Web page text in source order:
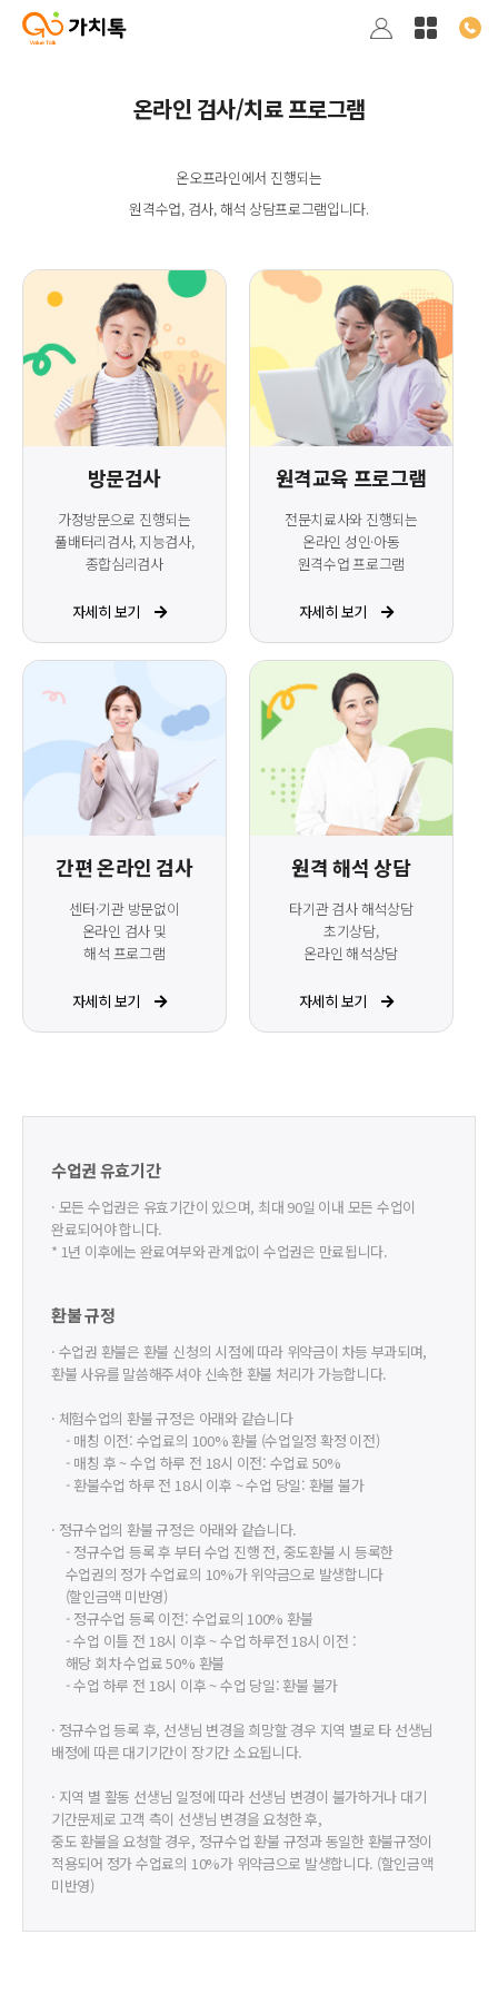
온라인 검사/치료 프로그램
온오프라인에서 진행되는
원격수업, 검사, 해석 상담프로그램입니다.
방문검사
가정방문으로 진행되는
풀배터리검사, 지능검사,
종합심리검사
자세히 보기
원격교육 프로그램
전문치료사와 진행되는
온라인 성인·아동
원격수업 프로그램
자세히 보기
간편 온라인 검사
센터·기관 방문없이
온라인 검사 및
해석 프로그램
자세히 보기
원격 해석 상담
타기관 검사 해석상담
초기상담,
온라인 해석상담
자세히 보기
수업권 유효기간
· 모든 수업권은 유효기간이 있으며, 최대 90일 이내 모든 수업이
완료되어야 합니다.
* 1년 이후에는 완료여부와 관계없이 수업권은 만료됩니다.
환불 규정
· 수업권 환불은 환불 신청의 시점에 따라 위약금이 차등 부과되며,
환불 사유를 말씀해주셔야 신속한 환불 처리가 가능합니다.
· 체험수업의 환불 규정은 아래와 같습니다
- 매칭 이전: 수업료의 100% 환불 (수업일정 확정 이전)
- 매칭 후 ~ 수업 하루 전 18시 이전: 수업료 50%
- 환불수업 하루 전 18시 이후 ~ 수업 당일: 환불 불가
· 정규수업의 환불 규정은 아래와 같습니다.
- 정규수업 등록 후 부터 수업 진행 전, 중도환불 시 등록한
수업권의 정가 수업료의 10%가 위약금으로 발생합니다
(할인금액 미반영)
- 정규수업 등록 이전: 수업료의 100% 환불
- 수업 이틀 전 18시 이후 ~ 수업 하루전 18시 이전 :
해당 회차 수업료 50% 환불
- 수업 하루 전 18시 이후 ~ 수업 당일: 환불 불가
· 정규수업 등록 후, 선생님 변경을 희망할 경우 지역 별로 타 선생님
배정에 따른 대기기간이 장기간 소요됩니다.
· 지역 별 활동 선생님 일정에 따라 선생님 변경이 불가하거나 대기
기간문제로 고객 측이 선생님 변경을 요청한 후,
중도 환불을 요청할 경우, 정규수업 환불 규정과 동일한 환불규정이
적용되어 정가 수업료의 10%가 위약금으로 발생합니다. (할인금액
미반영)